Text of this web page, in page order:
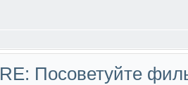
RE: Посоветуйте